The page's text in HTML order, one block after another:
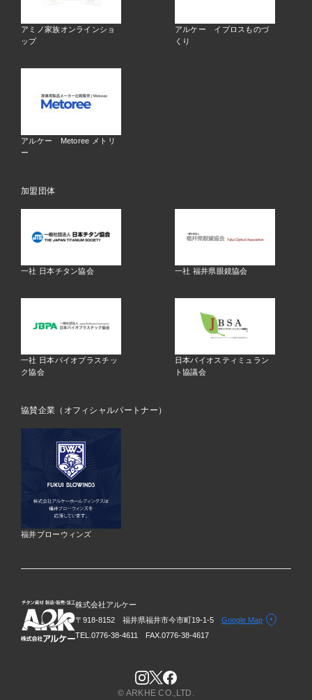
アミノ家族オンラインショ
ップ
アルケー イプロスものづ
くり
アルケー Metoree メトリ
ー
加盟団体
一社 日本チタン協会 一社 福井県眼鏡協会
一社 日本バイオプラスチッ
ク協会
日本バイオスティミュラン
ト協議会
協賛企業（オフィシャルパートナー）
福井ブローウィンズ
株式会社アルケー
〒918-8152 福井県福井市今市町19-1-5Google Map
TEL.0776-38-4611 FAX.0776-38-4617
© ARKHE CO.,LTD.